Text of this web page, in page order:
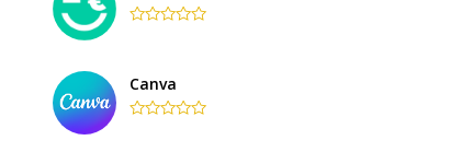
of
5
Canva